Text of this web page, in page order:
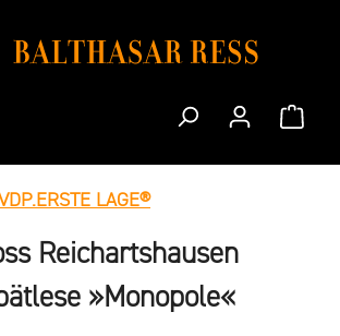
LAGE®
Reichartshausen
»Monopole«